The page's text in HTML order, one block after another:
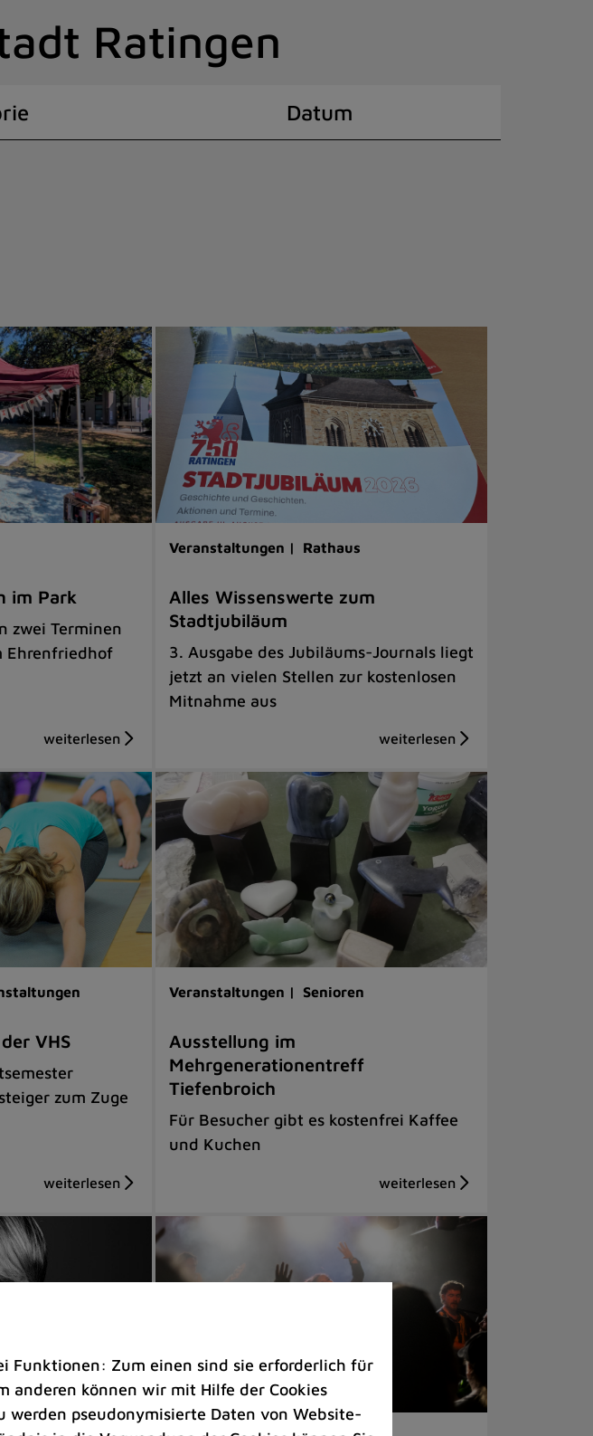
Ratingen
Datum
im Park
zwei Terminen
Ehrenfriedhof
Veranstaltungen | Rathaus
Alles Wissenswerte zum
Stadtjubiläum
3. Ausgabe des Jubiläums-Journals liegt
jetzt an vielen Stellen zur kostenlosen
Mitnahme aus
VHS
zum Zuge
Veranstaltungen | Senioren
Ausstellung im
Mehrgenerationentreff
Tiefenbroich
Für Besucher gibt es kostenfrei Kaffee
und Kuchen
Funktionen: Zum einen sind sie erforderlich für
anderen können wir mit Hilfe der Cookies
pseudonymisierte Daten von Website-